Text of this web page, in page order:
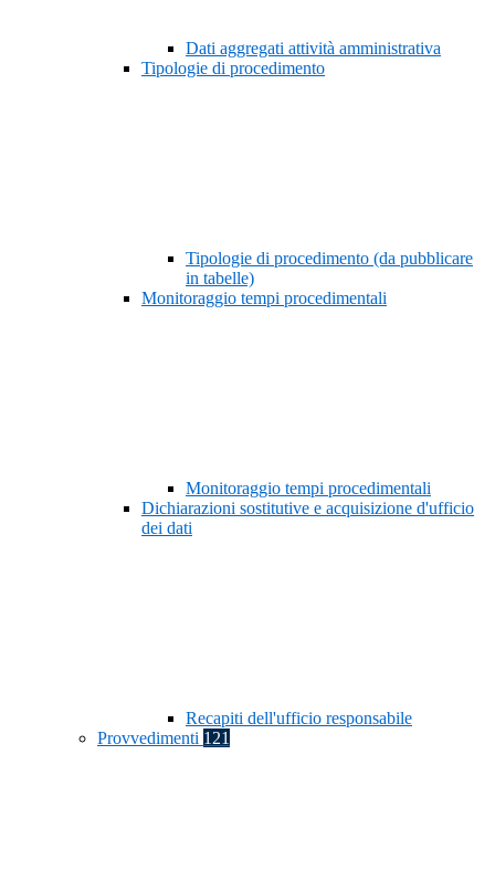
Dati aggregati attività amministrativa
Tipologie di procedimento
Tipologie di procedimento (da pubblicare
in tabelle)
Monitoraggio tempi procedimentali
Monitoraggio tempi procedimentali
Dichiarazioni sostitutive e acquisizione d'ufficio
dei dati
Recapiti dell'ufficio responsabile
Provvedimenti 121